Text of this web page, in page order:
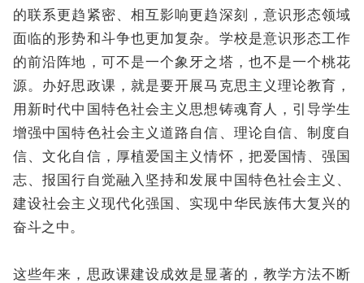
的联系更趋紧密、相互影响更趋深刻，意识形态领域
面临的形势和斗争也更加复杂。学校是意识形态工作
的前沿阵地，可不是一个象牙之塔，也不是一个桃花
源。办好思政课，就是要开展马克思主义理论教育，
用新时代中国特色社会主义思想铸魂育人，引导学生
增强中国特色社会主义道路自信、理论自信、制度自
信、文化自信，厚植爱国主义情怀，把爱国情、强国
志、报国行自觉融入坚持和发展中国特色社会主义、
建设社会主义现代化强国、实现中华民族伟大复兴的
奋斗之中。
这些年来，思政课建设成效是显著的，教学方法不断